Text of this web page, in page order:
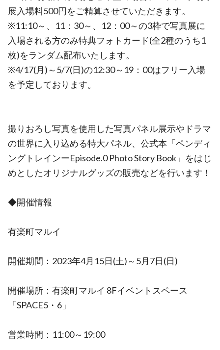
展入場料500円をご精算させていただきます。
※11:10～、11：30～、12：00～の3枠で写真展に
入場される方のみ特典フォトカード(全2種のうち1
枚)をランダム配布いたします。
※4/17(月)～5/7(日)の12:30～19：00はフリー入場
を予定しております。
撮りおろし写真を使用した写真パネル展示やドラマ
の世界に入り込める特大パネル、公式本「ペンディ
ングトレインーEpisode.0 Photo Story Book」をはじ
めとしたオリジナルグッズの販売などを行います！
◆開催情報
有楽町マルイ
開催期間：2023年4月15日(土)～5月7日(日)
開催場所：有楽町マルイ 8Fイベントスペース
「SPACE5・6」
営業時間：11:00～19:00